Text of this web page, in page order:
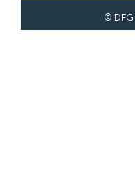
© DFG